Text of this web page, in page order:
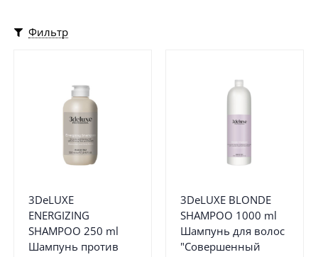
Фильтр
3DeLUXE
ENERGIZING
SHAMPOO 250 ml
Шампунь против
3DeLUXE BLONDE
SHAMPOO 1000 ml
Шампунь для волос
"Совершенный